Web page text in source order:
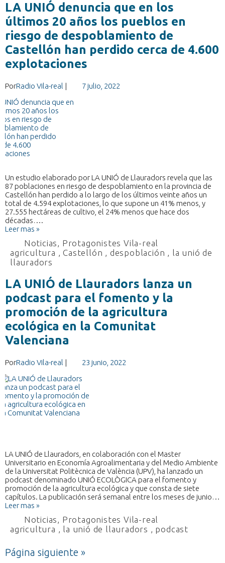
LA UNIÓ denuncia que en los
últimos 20 años los pueblos en
riesgo de despoblamiento de
Castellón han perdido cerca de 4.600
explotaciones
PorRadio Vila-real | 7 julio, 2022
Un estudio elaborado por LA UNIÓ de Llauradors revela que las
87 poblaciones en riesgo de despoblamiento en la provincia de
Castellón han perdido a lo largo de los últimos veinte años un
total de 4.594 explotaciones, lo que supone un 41% menos, y
27.555 hectáreas de cultivo, el 24% menos que hace dos
décadas….
Leer mas »
Noticias, Protagonistes Vila-real
agricultura ,Castellón , despoblación , la unió de
llauradors
LA UNIÓ de Llauradors lanza un
podcast para el fomento y la
promoción de la agricultura
ecológica en la Comunitat
Valenciana
PorRadio Vila-real | 23 junio, 2022
LA UNIÓ de Llauradors, en colaboración con el Master
Universitario en Economía Agroalimentaria y del Medio Ambiente
de la Universitat Politècnica de València (UPV), ha lanzado un
podcast denominado UNIÓ ECOLÒGICA para el fomento y
promoción de la agricultura ecológica y que consta de siete
capítulos. La publicación será semanal entre los meses de junio…
Leer mas »
Noticias, Protagonistes Vila-real
agricultura , la unió de llauradors , podcast
Página siguiente »